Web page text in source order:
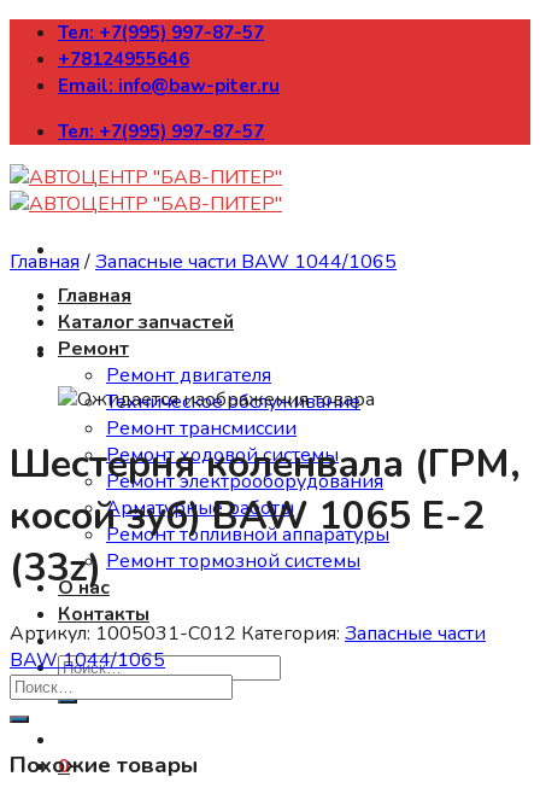
Skip
content
Тел: +7(995) 997-87-57
+78124955646
Email: info@baw-piter.ru
Тел: +7(995) 997-87-57
Главная
Каталог запчастей
Ремонт
Ремонт двигателя
Техническое обслуживание
Ремонт трансмиссии
Ремонт ходовой системы
Ремонт электрооборудования
Арматурные работы
Ремонт топливной аппаратуры
Ремонт тормозной системы
О нас
Контакты
Искать:
0
Главная /Запасные части BAW 1044/1065
Шестерня коленвала (ГРМ,
косой зуб) BAW 1065 Е-2
(33z)
Артикул: 1005031-C012 Категория: Запасные части
BAW 1044/1065
Похожие товары